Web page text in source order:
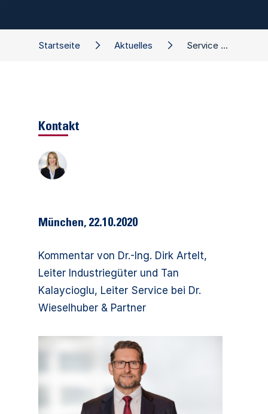
München, 22.10.2020
Kommentar von Dr.-Ing. Dirk Artelt,
Leiter Industriegüter und Tan
Kalaycioglu, Leiter Service bei Dr.
Wieselhuber & Partner
Startseite Aktuelles Service Offensive – Ertragsboost im Bestandsgeschäft
Kontakt